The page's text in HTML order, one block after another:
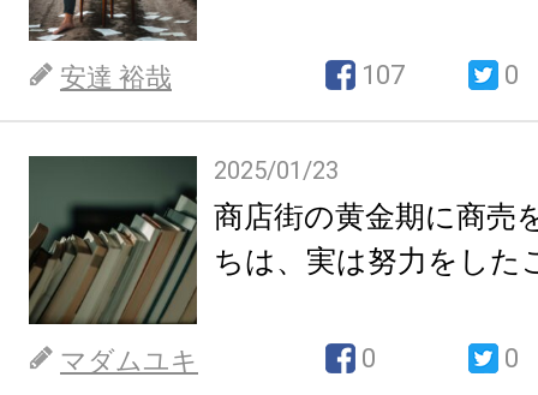
安達 裕哉 107 0
2025/01/23
商店街の黄金期に商売
ちは、実は努力をした
マダムユキ 0 0